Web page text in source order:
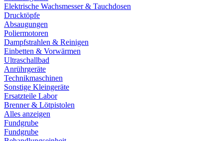
Elektrische Wachsmesser & Tauchdosen
Drucktöpfe
Absaugungen
Poliermotoren
Dampfstrahlen & Reinigen
Einbetten & Vorwärmen
Ultraschallbad
Anrührgeräte
Technikmaschinen
Sonstige Kleingeräte
Ersatzteile Labor
Brenner & Lötpistolen
Alles anzeigen
Fundgrube
Fundgrube